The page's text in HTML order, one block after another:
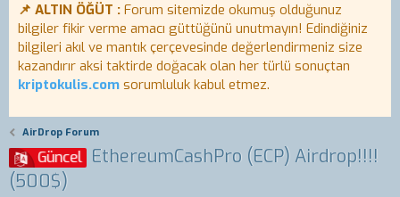
📌 ALTIN ÖĞÜT : Forum sitemizde okumuş olduğunuz
bilgiler fikir verme amacı güttüğünü unutmayın! Edindiğiniz
bilgileri akıl ve mantık çerçevesinde değerlendirmeniz size
kazandırır aksi taktirde doğacak olan her türlü sonuçtan
kriptokulis.com sorumluluk kabul etmez.
AirDrop Forum
Güncel EthereumCashPro (ECP) Airdrop!!!!
(500$)